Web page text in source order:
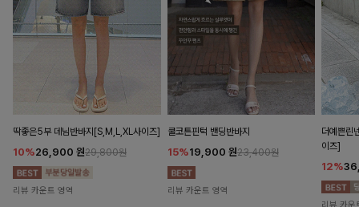
딱좋은5부 데님반바지[S,M,L,XL사이즈]
10%26,900 원29,800원
리뷰 카운트 영역
쿨코튼핀턱 밴딩반바지
15%19,900 원23,400원
리뷰 카운트 영역
더예쁜린
이즈]
12%
리뷰 카운